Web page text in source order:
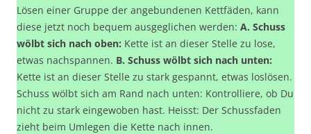
Lösen einer Gruppe der angebundenen Kettfäden, kann
diese jetzt noch bequem ausgeglichen werden: A. Schuss
wölbt sich nach oben: Kette ist an dieser Stelle zu lose,
etwas nachspannen. B. Schuss wölbt sich nach unten:
Kette ist an dieser Stelle zu stark gespannt, etwas loslösen.
Schuss wölbt sich am Rand nach unten: Kontrolliere, ob Du
nicht zu stark eingewoben hast. Heisst: Der Schussfaden
zieht beim Umlegen die Kette nach innen.